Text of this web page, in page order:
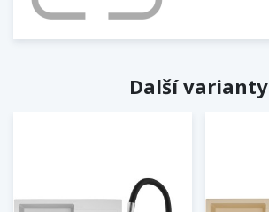
Další varianty